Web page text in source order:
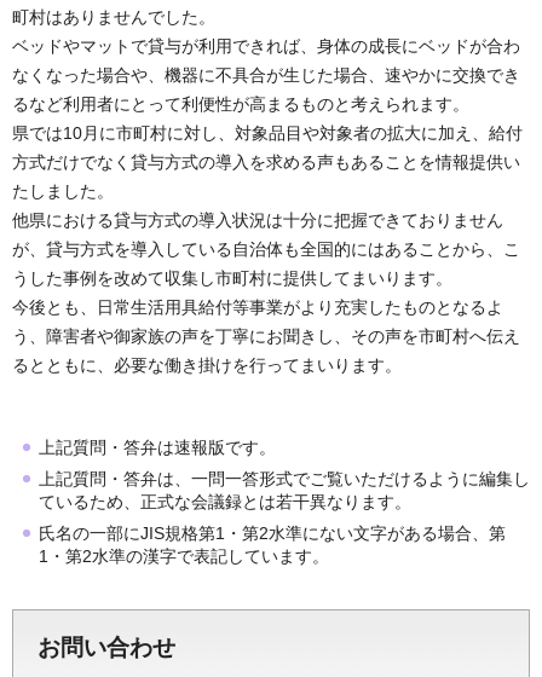
町村はありませんでした。
ベッドやマットで貸与が利用できれば、身体の成長にベッドが合わ
なくなった場合や、機器に不具合が生じた場合、速やかに交換でき
るなど利用者にとって利便性が高まるものと考えられます。
県では10月に市町村に対し、対象品目や対象者の拡大に加え、給付
方式だけでなく貸与方式の導入を求める声もあることを情報提供い
たしました。
他県における貸与方式の導入状況は十分に把握できておりません
が、貸与方式を導入している自治体も全国的にはあることから、こ
うした事例を改めて収集し市町村に提供してまいります。
今後とも、日常生活用具給付等事業がより充実したものとなるよ
う、障害者や御家族の声を丁寧にお聞きし、その声を市町村へ伝え
るとともに、必要な働き掛けを行ってまいります。
上記質問・答弁は速報版です。
上記質問・答弁は、一問一答形式でご覧いただけるように編集し
ているため、正式な会議録とは若干異なります。
氏名の一部にJIS規格第1・第2水準にない文字がある場合、第
1・第2水準の漢字で表記しています。
お問い合わせ